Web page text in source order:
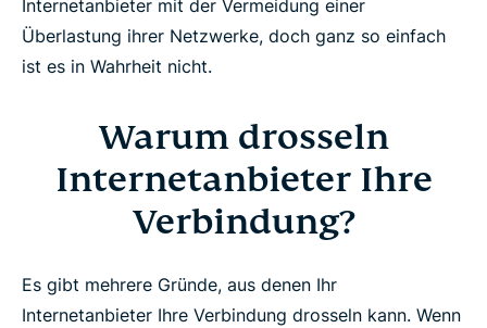
Internetanbieter
Internetanbieter mit der Vermeidung einer
Überlastung ihrer Netzwerke, doch ganz so einfach
ist es in Wahrheit nicht.
Warum drosseln
Internetanbieter Ihre
Verbindung?
Es gibt mehrere Gründe, aus denen Ihr
Internetanbieter Ihre Verbindung drosseln kann. Wenn